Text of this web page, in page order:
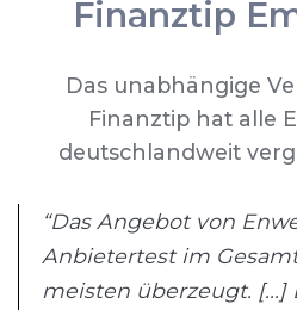
Finanztip
Das unabhängige
Finanztip hat alle
deutschlandweit
“Das Angebot von
Anbietertest im
meisten überzeugt.